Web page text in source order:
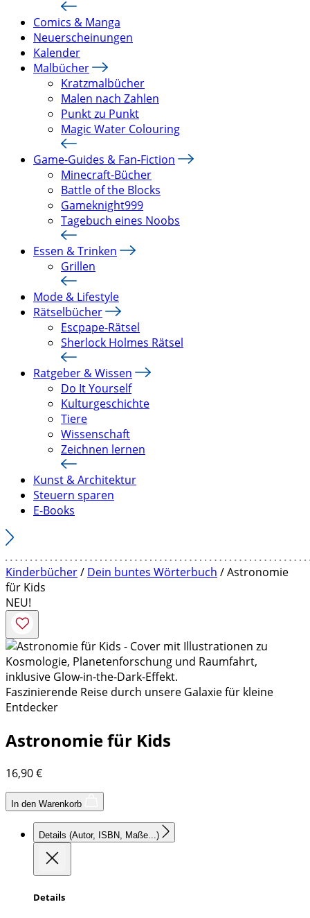
Comics & Manga
Neuerscheinungen
Kalender
Malbücher
Kratzmalbücher
Malen nach Zahlen
Punkt zu Punkt
Magic Water Colouring
Game-Guides & Fan-Fiction
Minecraft-Bücher
Battle of the Blocks
Gameknight999
Tagebuch eines Noobs
Essen & Trinken
Grillen
Mode & Lifestyle
Rätselbücher
Escpape-Rätsel
Sherlock Holmes Rätsel
Ratgeber & Wissen
Do It Yourself
Kulturgeschichte
Tiere
Wissenschaft
Zeichnen lernen
Kunst & Architektur
Steuern sparen
E-Books
Kinderbücher/ Dein buntes Wörterbuch / Astronomie
für Kids
NEU!
Faszinierende Reise durch unsere Galaxie für kleine
Entdecker
Astronomie für Kids
16,90€
In den Warenkorb
Details (Autor, ISBN, Maße...)
Details